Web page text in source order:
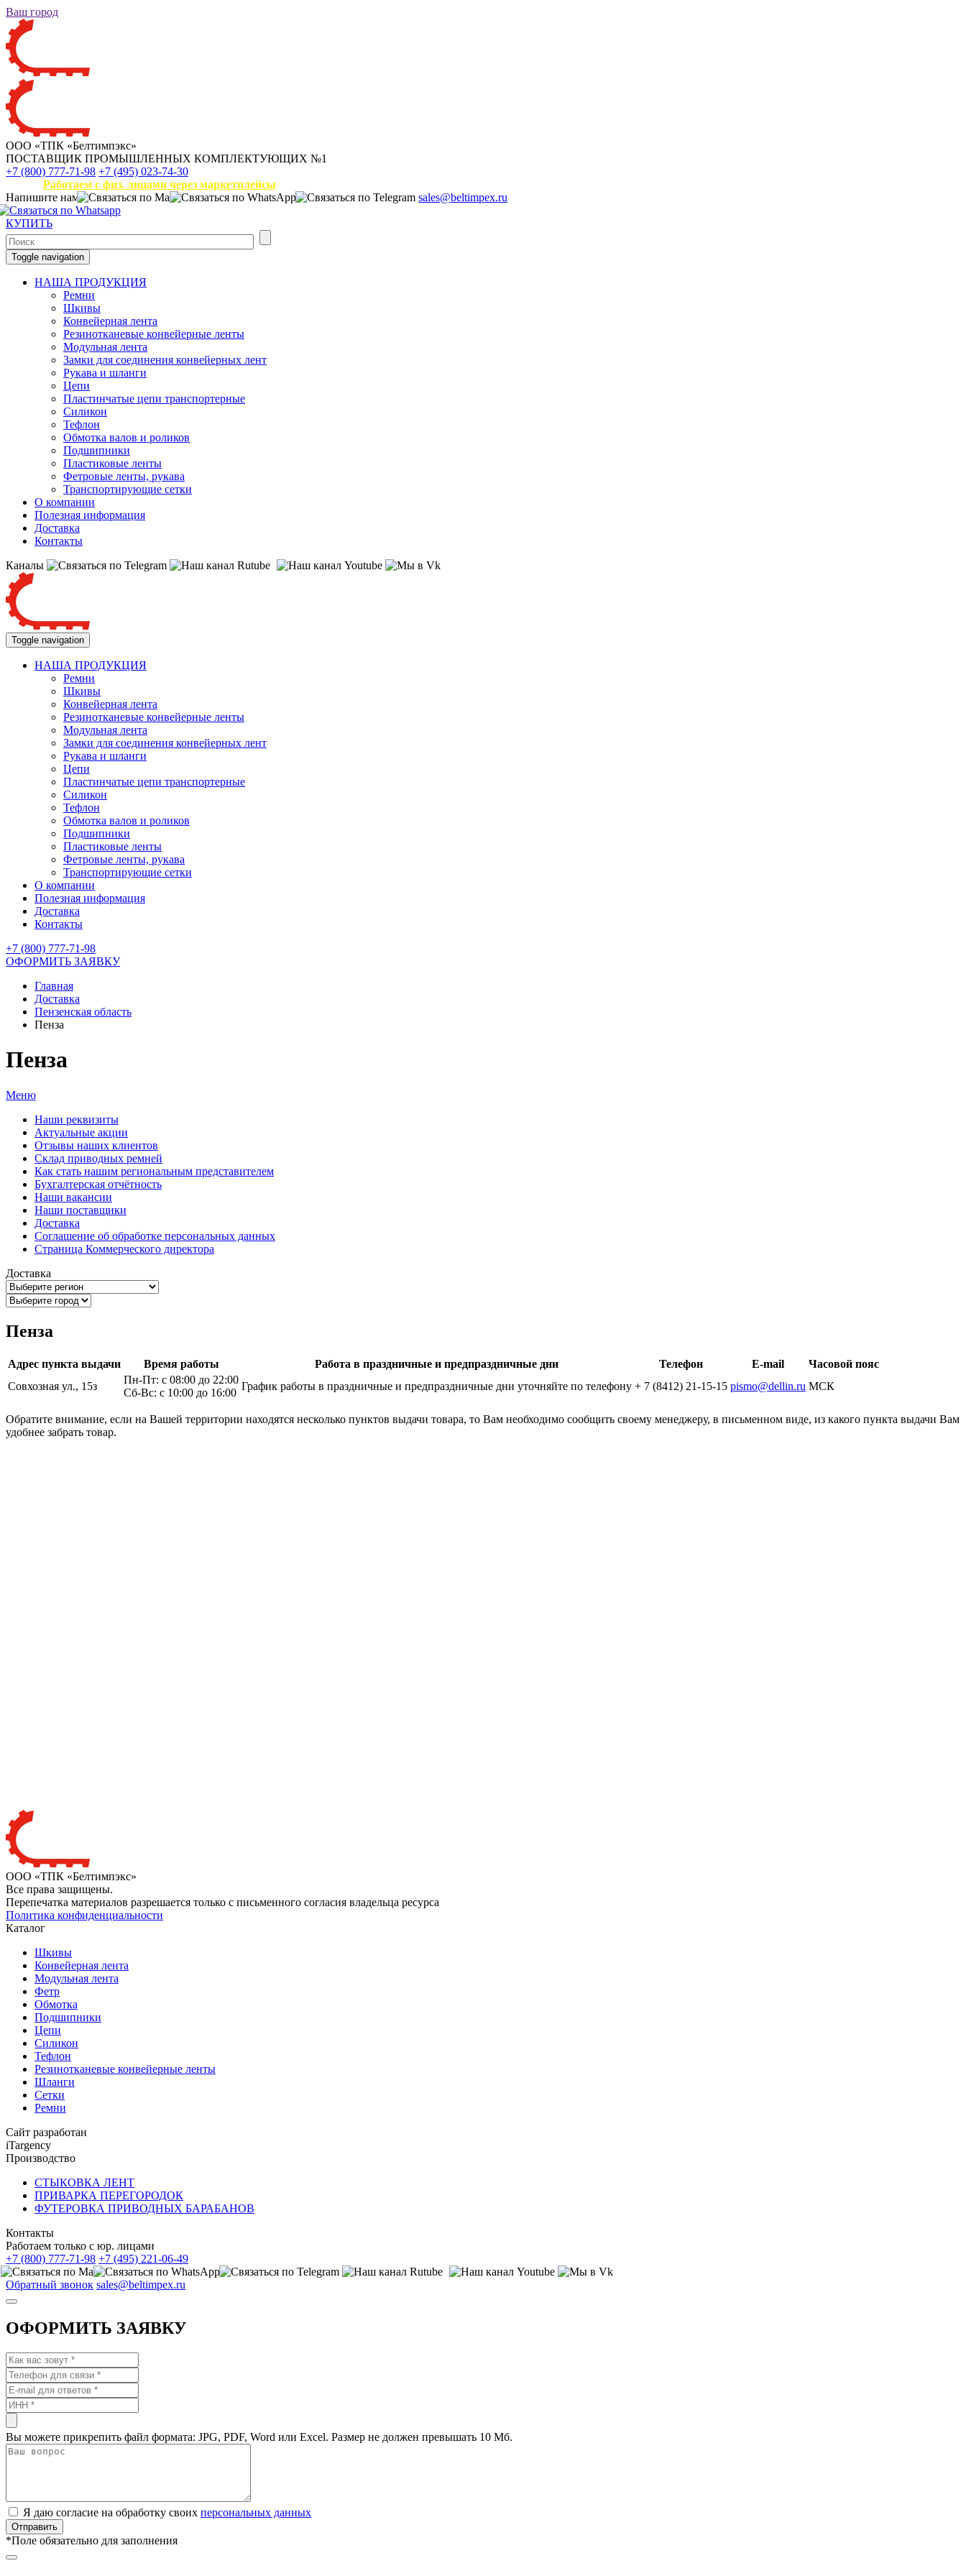
Ваш город
ООО «ТПК «Белтимпэкс»
ПОСТАВЩИК ПРОМЫШЛЕННЫХ КОМПЛЕКТУЮЩИХ №1
+7 (800) 777-71-98 +7 (495) 023-74-30
Работаем с физ. лицами через маркетплейсы
Напишите нам
sales@beltimpex.ru
КУПИТЬ
Toggle navigation
НАША ПРОДУКЦИЯ
Ремни
Шкивы
Конвейерная лента
Резинотканевые конвейерные ленты
Модульная лента
Замки для соединения конвейерных лент
Рукава и шланги
Цепи
Пластинчатые цепи транспортерные
Силикон
Тефлон
Обмотка валов и роликов
Подшипники
Пластиковые ленты
Фетровые ленты, рукава
Транспортирующие сетки
О компании
Полезная информация
Доставка
Контакты
Каналы
Toggle navigation
НАША ПРОДУКЦИЯ
Ремни
Шкивы
Конвейерная лента
Резинотканевые конвейерные ленты
Модульная лента
Замки для соединения конвейерных лент
Рукава и шланги
Цепи
Пластинчатые цепи транспортерные
Силикон
Тефлон
Обмотка валов и роликов
Подшипники
Пластиковые ленты
Фетровые ленты, рукава
Транспортирующие сетки
О компании
Полезная информация
Доставка
Контакты
+7 (800) 777-71-98
ОФОРМИТЬ ЗАЯВКУ
Главная
Доставка
Пензенская область
Пенза
Пенза
Меню
Наши реквизиты
Актуальные акции
Отзывы наших клиентов
Склад приводных ремней
Как стать нашим региональным представителем
Бухгалтерская отчётность
Наши вакансии
Наши поставщики
Доставка
Соглашение об обработке персональных данных
Страница Коммерческого директора
Доставка
Пенза
Адрес пункта выдачи Время работы Работа в праздничные и предпраздничные дни Телефон E-mail
Часовой пояс
Совхозная ул., 15з
Пн-Пт: с 08:00 до 22:00
Сб-Вс: с 10:00 до 16:00
График работы в праздничные и предпраздничные дни уточняйте по телефону + 7 (8412) 21-15-15 pismo@dellin.ru МСК
Обратите внимание, если на Вашей территории находятся несколько пунктов выдачи товара, то Вам необходимо сообщить своему менеджеру, в письменном виде, из какого пункта выдачи Вам
удобнее забрать товар.
ООО «ТПК «Белтимпэкс»
Все права защищены.
Перепечатка материалов разрешается только с письменного согласия владельца ресурса
Политика конфиденциальности
Каталог
Шкивы
Конвейерная лента
Модульная лента
Фетр
Обмотка
Подшипники
Цепи
Силикон
Тефлон
Резинотканевые конвейерные ленты
Шланги
Сетки
Ремни
Сайт разработан
iTargency
Производство
СТЫКОВКА ЛЕНТ
ПРИВАРКА ПЕРЕГОРОДОК
ФУТЕРОВКА ПРИВОДНЫХ БАРАБАНОВ
Контакты
Работаем только с юр. лицами
+7 (800) 777-71-98 +7 (495) 221-06-49
Обратный звонок sales@beltimpex.ru
ОФОРМИТЬ ЗАЯВКУ
Вы можете прикрепить файл формата: JPG, PDF, Word или Excel. Размер не должен превышать 10 Мб.
Я даю согласие на обработку своих персональных данных
*Поле обязательно для заполнения